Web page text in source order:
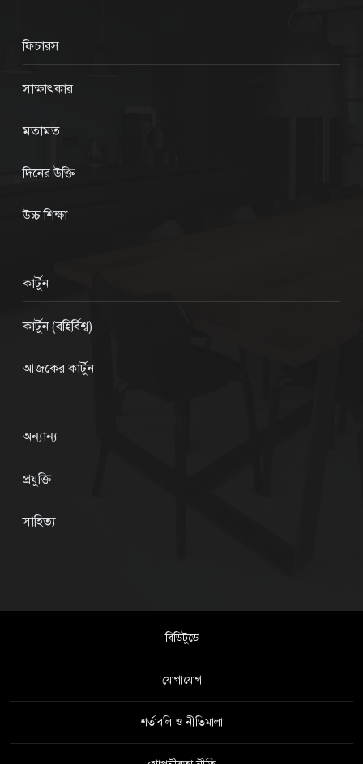
ফিচারস
সাক্ষাৎকার
মতামত
দিনের উক্তি
উচ্চ শিক্ষা
কার্টুন
কার্টুন (বহির্বিশ্ব)
আজকের কার্টুন
অন্যান্য
প্রযুক্তি
সাহিত্য
বিডিটুডে
যোগাযোগ
শর্তাবলি ও নীতিমালা